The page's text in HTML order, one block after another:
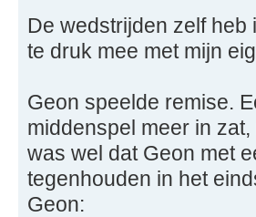
De wedstrijden zelf
te druk mee met mijn
Geon speelde remise.
middenspel meer in
was wel dat Geon met
tegenhouden in het
Geon: